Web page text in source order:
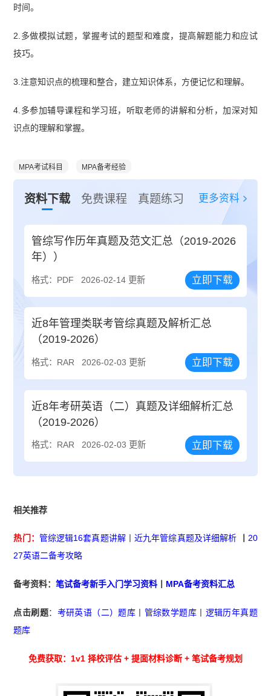
时间。
2.多做模拟试题，掌握考试的题型和难度，提高解题能力和应试
技巧。
3.注意知识点的梳理和整合，建立知识体系，方便记忆和理解。
4.多参加辅导课程和学习班，听取老师的讲解和分析，加深对知
识点的理解和掌握。
MPA考试科目 MPA备考经验
资料下载 免费课程 真题练习 更多资料
管综写作历年真题及范文汇总（2019-2026
年））
格式：PDF 2026-02-14 更新 立即下载
近8年管理类联考管综真题及解析汇总
（2019-2026）
格式：RAR 2026-02-03 更新 立即下载
近8年考研英语（二）真题及详细解析汇总
（2019-2026）
格式：RAR 2026-02-03 更新 立即下载
相关推荐
热门： 管综逻辑16套真题讲解丨近九年管综真题及详细解析
20
27英语二备考攻略
备考资料：笔试备考新手入门学习资料 MPA备考资料汇总
点击刷题： 考研英语（二）题库 管综数学题库
逻辑历年真题
题库
免费获取：1v1 择校评估 + 提面材料诊断 + 笔试备考规划